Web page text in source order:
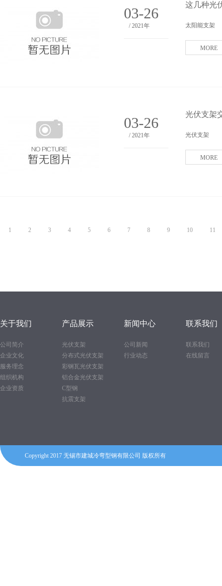
03-26
/ 2021年
这几种光
太阳能支架
MORE
03-26
/ 2021年
光伏支架
光伏支架
MORE
1 2 3 4 5 6 7 8 9 10 11
关于我们
公司简介
企业文化
服务理念
组织机构
企业资质
产品展示
光伏支架
分布式光伏支架
彩钢瓦光伏支架
铝合金光伏支架
C型钢
抗震支架
新闻中心
公司新闻
行业动态
联系我们
联系我们
在线留言
Copyright 2017 无锡市建城冷弯型钢有限公司 版权所有